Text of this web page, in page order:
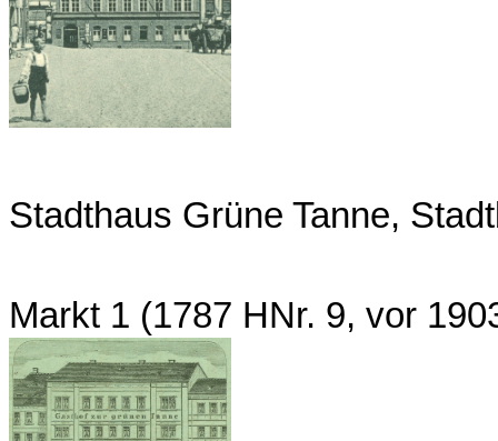
Stadthaus Grüne Tanne,
Markt 1 (1787 HNr. 9, vor